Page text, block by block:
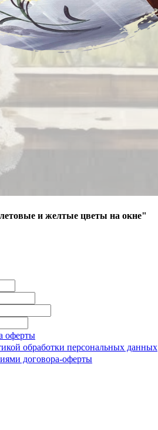
и желтые цветы на окне"
оферты
обработки персональных данных
договора-оферты